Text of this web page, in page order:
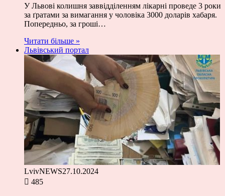
У Львові колишня заввідділенням лікарні проведе 3 роки
за ґратами за вимагання у чоловіка 3000 доларів хабаря.
Попередньо, за гроші…
Читати більше »
Львівський портал
LvivNEWS27.10.2024
485